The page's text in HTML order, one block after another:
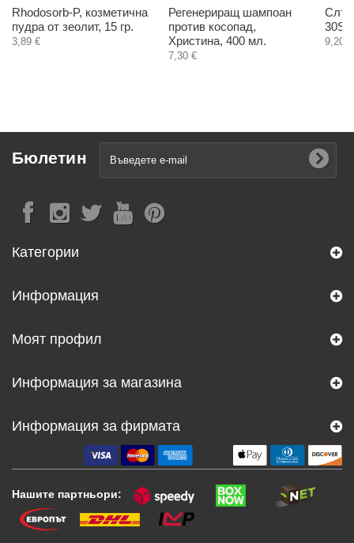
Rhodosorb-P, козметична
пудра от зеолит, 15 гр.
3,89 €
Регенериращ шампоан
против косопад,
Христина, 400 мл.
7,30 €
9,20 €
Бюлетин
Категории
Информация
Моят профил
Информация за магазина
Информация за фирмата
Нашите партньори: